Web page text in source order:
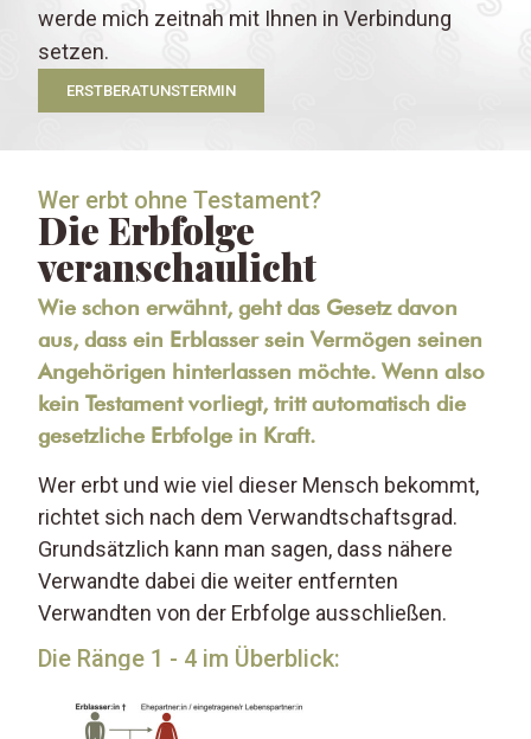
werde mich zeitnah mit Ihnen in Verbindung
setzen.
ERSTBERATUNSTERMIN
Wer erbt ohne Testament?
Die Erbfolge
veranschaulicht
Wie schon erwähnt, geht das Gesetz davon
aus, dass ein Erblasser sein Vermögen seinen
Angehörigen hinterlassen möchte. Wenn also
kein Testament vorliegt, tritt automatisch die
gesetzliche Erbfolge in Kraft.
Wer erbt und wie viel dieser Mensch bekommt,
richtet sich nach dem Verwandtschaftsgrad.
Grundsätzlich kann man sagen, dass nähere
Verwandte dabei die weiter entfernten
Verwandten von der Erbfolge ausschließen.
Die Ränge 1 - 4 im Überblick: